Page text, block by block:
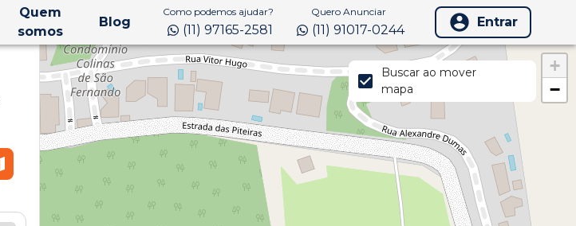
Quem
somos
Blog
Como podemos ajudar?
(11) 97165-2581
Quero Anunciar
(11) 91017-0244 Entrar
+
−
Buscar ao mover
mapa